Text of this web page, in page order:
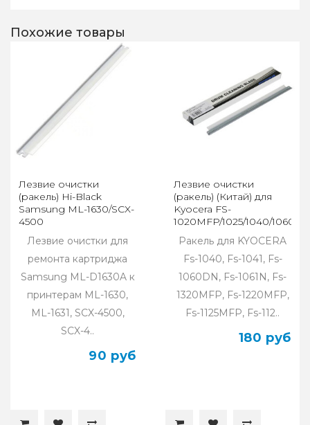
Похожие товары
Лезвие очистки
(ракель) Hi-Black
Samsung ML-1630/SCX-
4500
Лезвие очистки для
ремонта картриджа
Samsung ML-D1630A к
принтерам ML-1630,
ML-1631, SCX-4500,
SCX-4..
90 руб
Лезвие очистки
(ракель) (Китай) для
Kyocera FS-
1020MFP/1025/1040/1060/
(DK-1110)
Ракель для KYOCERA
Fs-1040, Fs-1041, Fs-
1060DN, Fs-1061N, Fs-
1320MFP, Fs-1220MFP,
Fs-1125MFP, Fs-112..
180 руб